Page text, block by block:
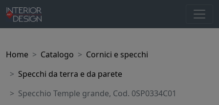
Home Catalogo
Cornici e specchi
Specchi da terra e da parete
Specchio Temple grande, Cod. 0SP0334C01